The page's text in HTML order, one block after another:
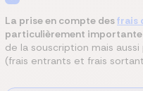
La prise en compte desfrais
particulièrement importante
de la souscription mais
(frais entrants et frais